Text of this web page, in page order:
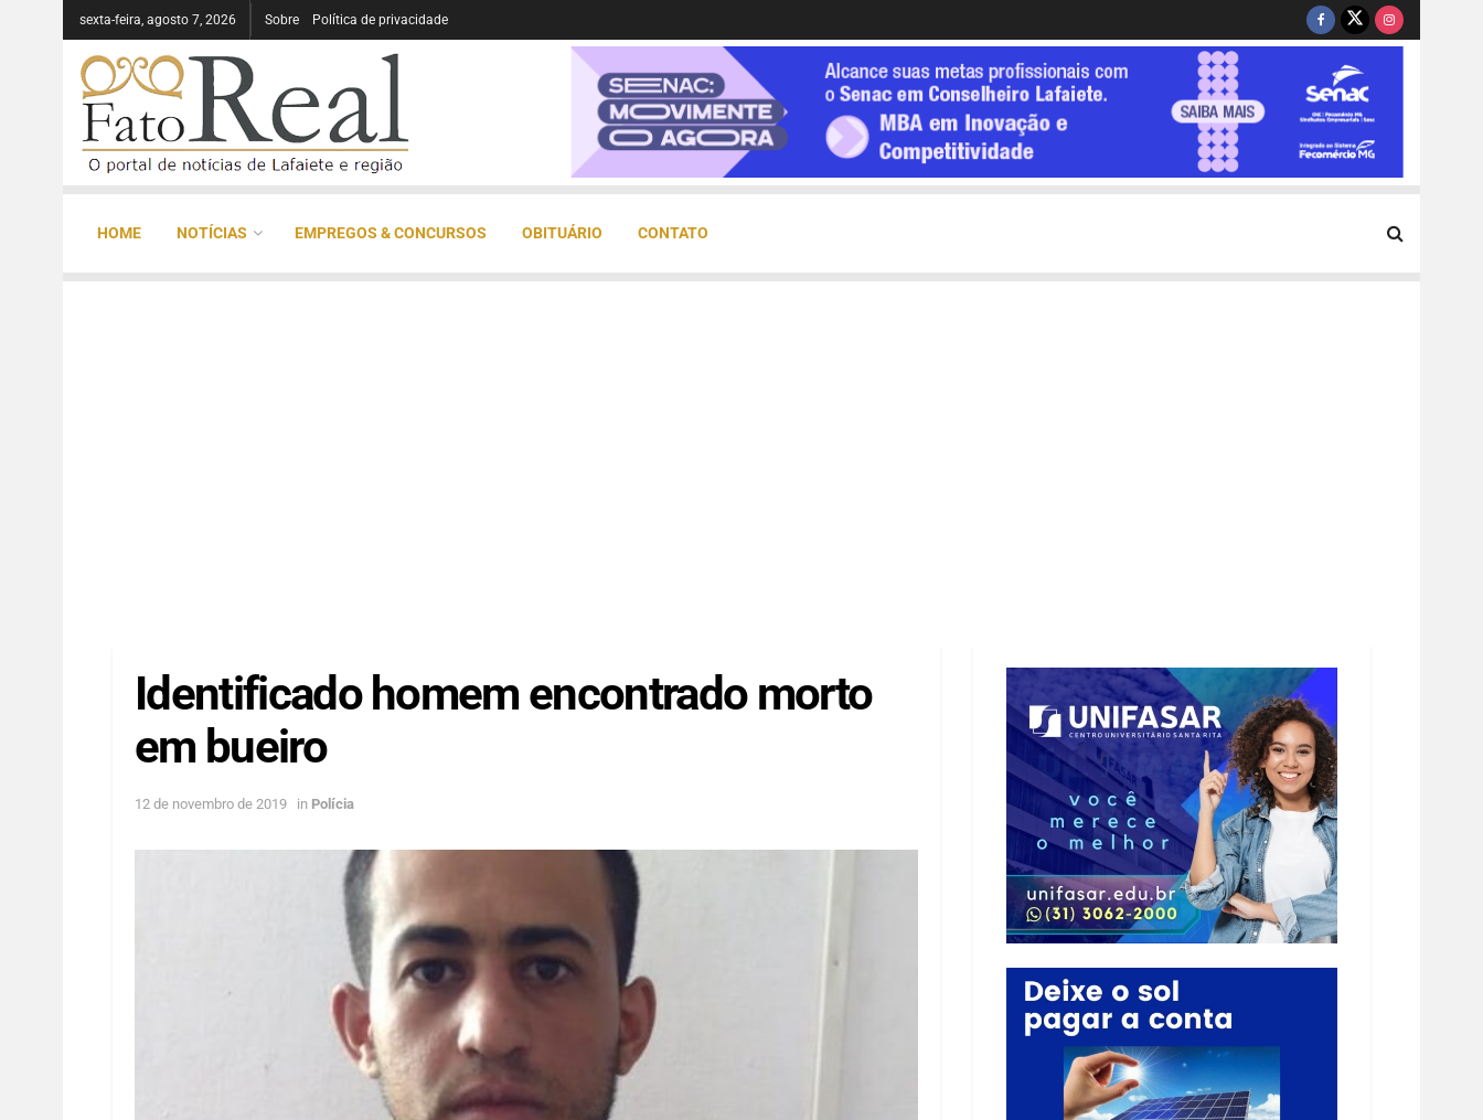
sexta-feira, agosto 7, 2026 Sobre Política de privacidade
HOME NOTÍCIAS EMPREGOS & CONCURSOS OBITUÁRIO CONTATO
Identificado homem encontrado morto
em bueiro
12 de novembro de 2019 in Polícia